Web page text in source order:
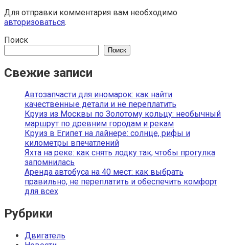
Для отправки комментария вам необходимо
авторизоваться.
Поиск
Поиск
Свежие записи
Автозапчасти для иномарок: как найти
качественные детали и не переплатить
Круиз из Москвы по Золотому кольцу: необычный
маршрут по древним городам и рекам
Круиз в Египет на лайнере: солнце, рифы и
километры впечатлений
Яхта на реке: как снять лодку так, чтобы прогулка
запомнилась
Аренда автобуса на 40 мест: как выбрать
правильно, не переплатить и обеспечить комфорт
для всех
Рубрики
Двигатель